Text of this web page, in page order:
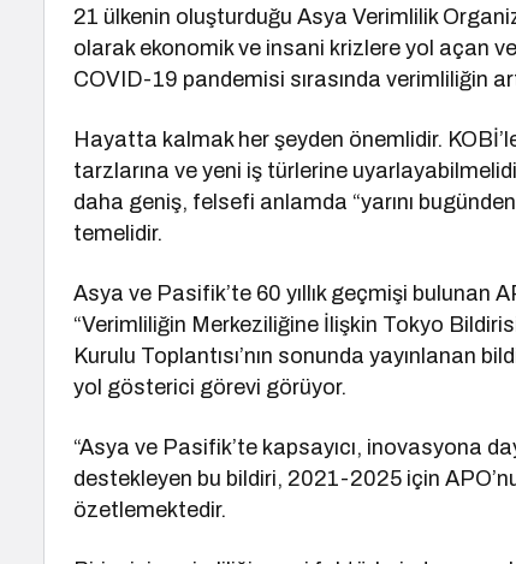
21 ülkenin oluşturduğu Asya Verimlilik
olarak ekonomik ve insani krizlere yol açan
COVID-19 pandemisi sırasında verimliliğin
Hayatta kalmak her şeyden önemlidir.
tarzlarına ve yeni iş türlerine
daha geniş, felsefi anlamda “yarını
temelidir.
Asya ve Pasifik’te 60 yıllık geçmişi bulunan
“Verimliliğin Merkeziliğine İlişkin Tokyo
Kurulu Toplantısı’nın sonunda yayınlanan
yol gösterici görevi görüyor.
“Asya ve Pasifik’te kapsayıcı, inovasyona
destekleyen bu bildiri, 2021-2025 için
özetlemektedir.